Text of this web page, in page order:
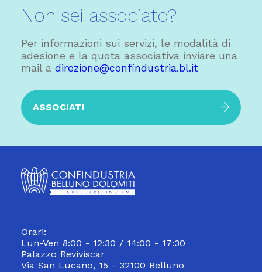
Non sei associato?
Per informazioni sui servizi, le modalità di
adesione e la quota associativa inviare una
mail a direzione@confindustria.bl.it
ASSOCIATI
Orari:
Lun-Ven 8:00 - 12:30 / 14:00 - 17:30
Palazzo Reviviscar
Via San Lucano, 15 - 32100 Belluno